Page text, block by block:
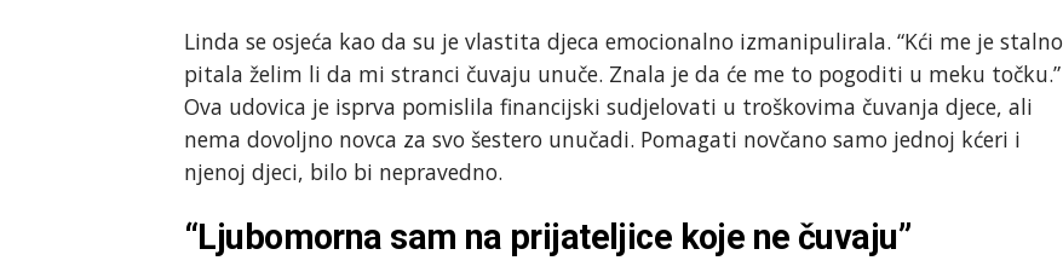
Linda se osjeća kao da su je vlastita djeca emocionalno izmanipulirala. “Kći me je stalno
pitala želim li da mi stranci čuvaju unuče. Znala je da će me to pogoditi u meku točku.”
Ova udovica je isprva pomislila financijski sudjelovati u troškovima čuvanja djece, ali
nema dovoljno novca za svo šestero unučadi. Pomagati novčano samo jednoj kćeri i
njenoj djeci, bilo bi nepravedno.
“Ljubomorna sam na prijateljice koje ne čuvaju”